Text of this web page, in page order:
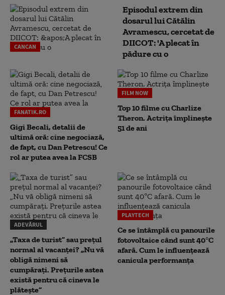
CANCAN
Episodul extrem din
dosarul lui Cătălin
Avramescu, cercetat de
DIICOT: 'A plecat în
pădure cu o
FANATIK.RO
Gigi Becali, detalii de
ultimă oră: cine negociază,
de fapt, cu Dan Petrescu! Ce
rol ar putea avea la FCSB
FILM NOW
Top 10 filme cu Charlize
Theron. Actrița împlinește
51 de ani
ADEVĂRUL
„Taxa de turist” sau prețul
normal al vacanței? „Nu vă
obligă nimeni să
cumpărați. Prețurile astea
există pentru că cineva le
plătește”
PLAYTECH
Ce se întâmplă cu panourile
fotovoltaice când sunt 40°C
afară. Cum le influențează
canicula performanța